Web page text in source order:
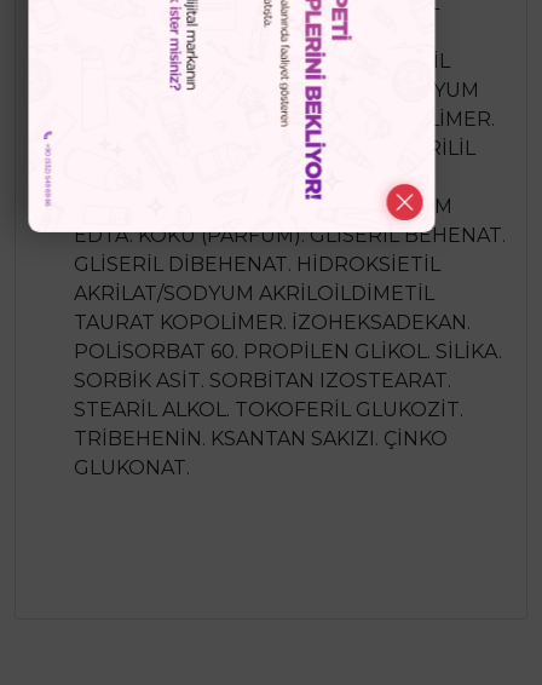
METOKSİFENİL TRİAZİN. BUTİL
METOKSİDİBENZOİLMETAN. GLİSERİL
STEARAT. PEG-100 STEARAT. POTASYUM
SETİL FOSFAT. PVP/EYKOSEN KOPOLİMER.
KAPRİLİK/KAPRİK TRİGLİSERİT. KAPRİLİL
GLİKOL. GLICERYL LAURATE. DESİL
GLUKOZİT. DİMETİKONOL. DİSODYUM
EDTA. KOKU (PARFÜM). GLİSERİL BEHENAT.
GLİSERİL DİBEHENAT. HİDROKSİETİL
AKRİLAT/SODYUM AKRİLOİLDİMETİL
TAURAT KOPOLİMER. İZOHEKSADEKAN.
POLİSORBAT 60. PROPİLEN GLİKOL. SİLİKA.
SORBİK ASİT. SORBİTAN IZOSTEARAT.
STEARİL ALKOL. TOKOFERİL GLUKOZİT.
TRİBEHENİN. KSANTAN SAKIZI. ÇİNKO
GLUKONAT.